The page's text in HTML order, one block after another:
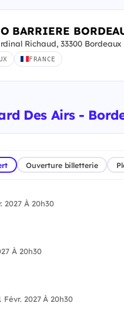
BARRIERE
Richaud, 33300 Bordeaux
FRANCE
Des Airs -
Ouverture billetterie
2027 À 20h30
À 20h30
Févr. 2027 À 20h30